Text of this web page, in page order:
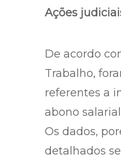
Ações
De acordo
Trabalho,
referentes a
abono
Os dados,
detalhados